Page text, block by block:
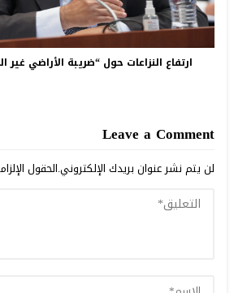
ارتفاع النزاعات حول “ضريبة الأراضي غير
Leave a Comment
لن يتم نشر عنوان بريدك الإلكتروني.الحقول